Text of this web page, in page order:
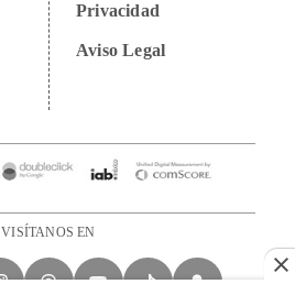
Privacidad
Aviso Legal
VISÍTANOS EN